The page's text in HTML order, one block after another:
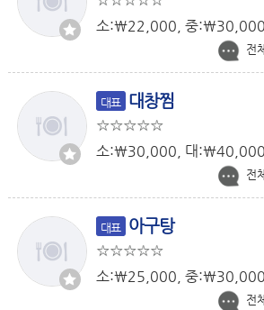
소:￦22,000, 중:￦
전
대표 대창찜
소:￦30,000, 대:￦40,000
전
대표 아구탕
소:￦25,000, 중:￦
전